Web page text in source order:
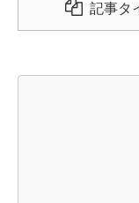
記事タ